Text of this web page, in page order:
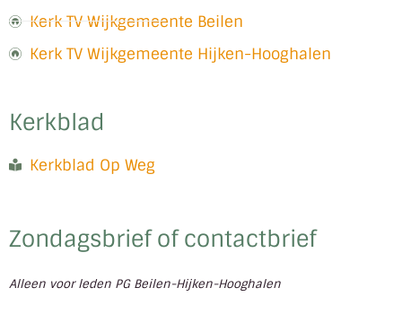
Kerk TV Wijkgemeente Beilen
Kerk TV Wijkgemeente Hijken-Hooghalen
Kerkblad
Kerkblad Op Weg
Zondagsbrief of contactbrief
Alleen voor leden PG Beilen-Hijken-Hooghalen